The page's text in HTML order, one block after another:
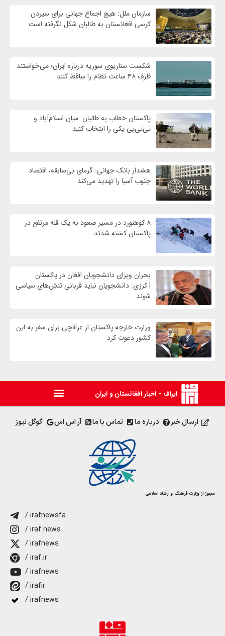
سازمان ملل: هیچ اجماع جهانی برای سپردن
کرسی افغانستان به طالبان شکل نگرفته است
شکست سناریوی سوریه درباره ایران؛ می‌خواستند
ظرف ۴۸ ساعت نظام را ساقط کنند
پاکستان خطاب به طالبان: میان اسلام‌آباد و
تی‌تی‌پی یکی را انتخاب کنید
هشدار بانک جهانی: گرمای بی‌سابقه، اقتصاد
جنوب آسیا را تهدید می‌کند
۸ کوهنورد در مسیر صعود به یک قله مرتفع در
پاکستان کشته شدند
بحران ویزای دانشجویان افغان در پاکستان
| کرزی: دانشجویان نباید قربانی تنش‌های سیاسی
شوند
وزارت خارجه پاکستان از عراقچی برای سفر به این
کشور دعوت کرد
ایراف - اخبار افغانستان و ایران
ارسال خبر درباره ما تماس با ما آر اس اس گوگل نیوز
مجوز از وزارت فرهنگ و ارشاد اسلامی
/ irafnewsfa
/ iraf.news
/ irafnews
/ iraf.ir
/ irafnews
/ irafir
/ irafnews